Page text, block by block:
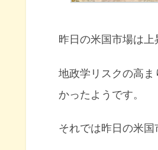
昨日の米国市場は上
地政学リスクの高
かったようです。
それでは昨日の米